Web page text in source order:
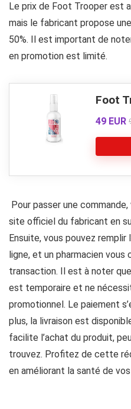
Le prix de Foot Trooper est
mais le fabricant propose
50%. Il est important de
en promotion est limité.
Foot
49 EUR
Pour passer une
site officiel du fabricant en
Ensuite, vous pouvez
ligne, et un pharmacien
transaction. Il est à noter
est temporaire et ne
promotionnel. Le paiement
plus, la livraison est
facilite l’achat du produit,
trouvez. Profitez de cette
en améliorant la santé de